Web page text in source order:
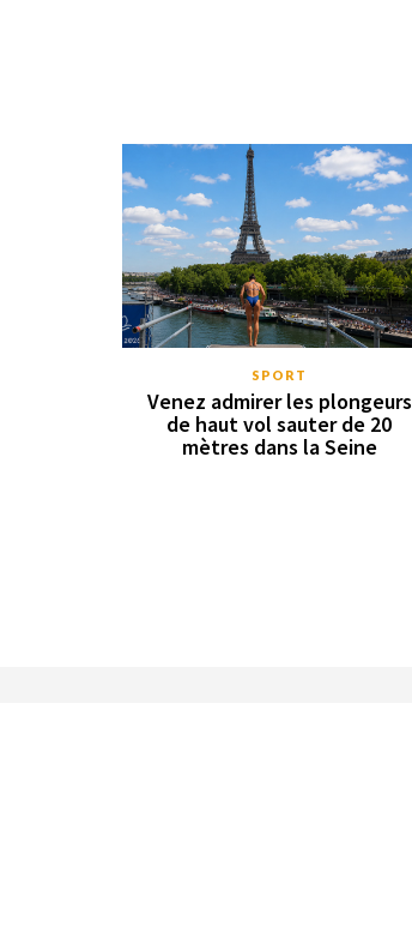
SPORT
Venez admirer les plongeurs
de haut vol sauter de 20
mètres dans la Seine